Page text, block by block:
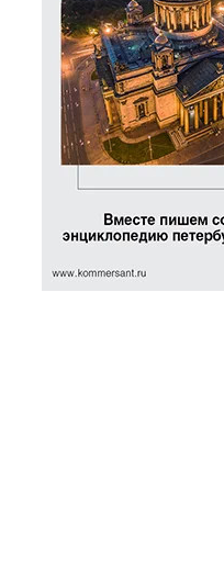
Коммерсантъ